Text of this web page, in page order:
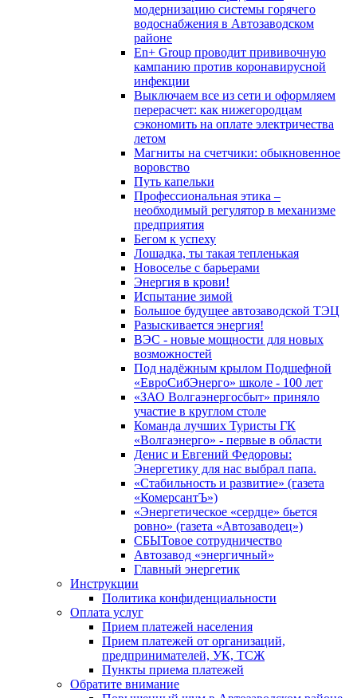
модернизацию системы горячего
водоснабжения в Автозаводском
районе
En+ Group проводит прививочную
кампанию против коронавирусной
инфекции
Выключаем все из сети и оформляем
перерасчет: как нижегородцам
сэкономить на оплате электричества
летом
Магниты на счетчики: обыкновенное
воровство
Путь капельки
Профессиональная этика –
необходимый регулятор в механизме
предприятия
Бегом к успеху
Лошадка, ты такая тепленькая
Новоселье с барьерами
Энергия в крови!
Испытание зимой
Большое будущее автозаводской ТЭЦ
Разыскивается энергия!
ВЭС - новые мощности для новых
возможностей
Под надёжным крылом Подшефной
«ЕвроСибЭнерго» школе - 100 лет
«ЗАО Волгаэнергосбыт» приняло
участие в круглом столе
Команда лучших Туристы ГК
«Волгаэнерго» - первые в области
Денис и Евгений Федоровы:
Энергетику для нас выбрал папа.
«Стабильность и развитие» (газета
«КомерсантЪ»)
«Энергетическое «сердце» бьется
ровно» (газета «Автозаводец»)
СБЫТовое сотрудничество
Автозавод «энергичный»
Главный энергетик
Инструкции
Политика конфиденциальности
Оплата услуг
Прием платежей населения
Прием платежей от организаций,
предпринимателей, УК, ТСЖ
Пункты приема платежей
Обратите внимание